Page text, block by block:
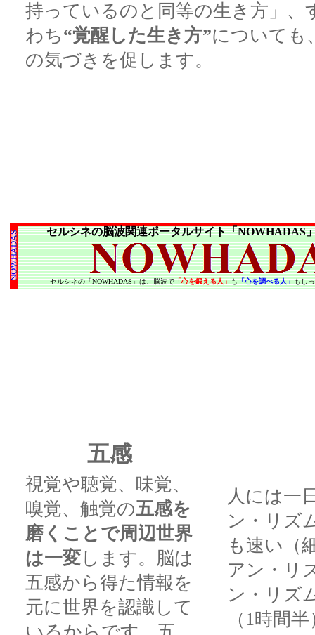
持っているのと同等の生き方」、
わち“覚醒した生き方”についても
の気づきを促します。
セルシネの脳波関連ポータルサイト「NOWHADAS
セルシネの「NOWHADAS」は、脳波で「心を鍛える人」も「心を調べる人」もし
五感
視覚や聴覚、味覚、
嗅覚、触覚の五感を
磨くことで周辺世界
は一変します。脳は
五感から得た情報を
元に世界を認識して
人には一
ン・リズ
も速い（
アン・リ
ン・リズ
（1時間